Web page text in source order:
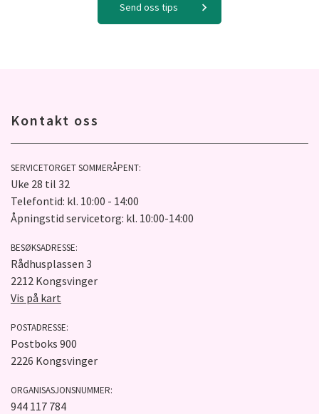
Send oss tips
Kontakt oss
SERVICETORGET SOMMERÅPENT:
Uke 28 til 32
Telefontid: kl. 10:00 - 14:00
Åpningstid servicetorg: kl. 10:00-14:00
BESØKSADRESSE:
Rådhusplassen 3
2212 Kongsvinger
Vis på kart
POSTADRESSE:
Postboks 900
2226 Kongsvinger
ORGANISASJONSNUMMER:
944 117 784